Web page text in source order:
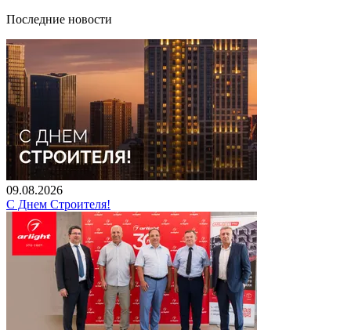
Последние новости
09.08.2026
С Днем Строителя!